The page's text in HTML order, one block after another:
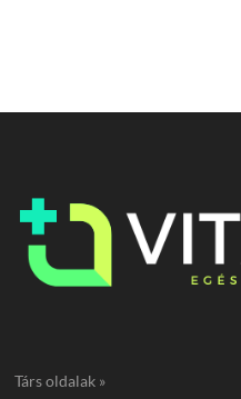
Társ oldalak »